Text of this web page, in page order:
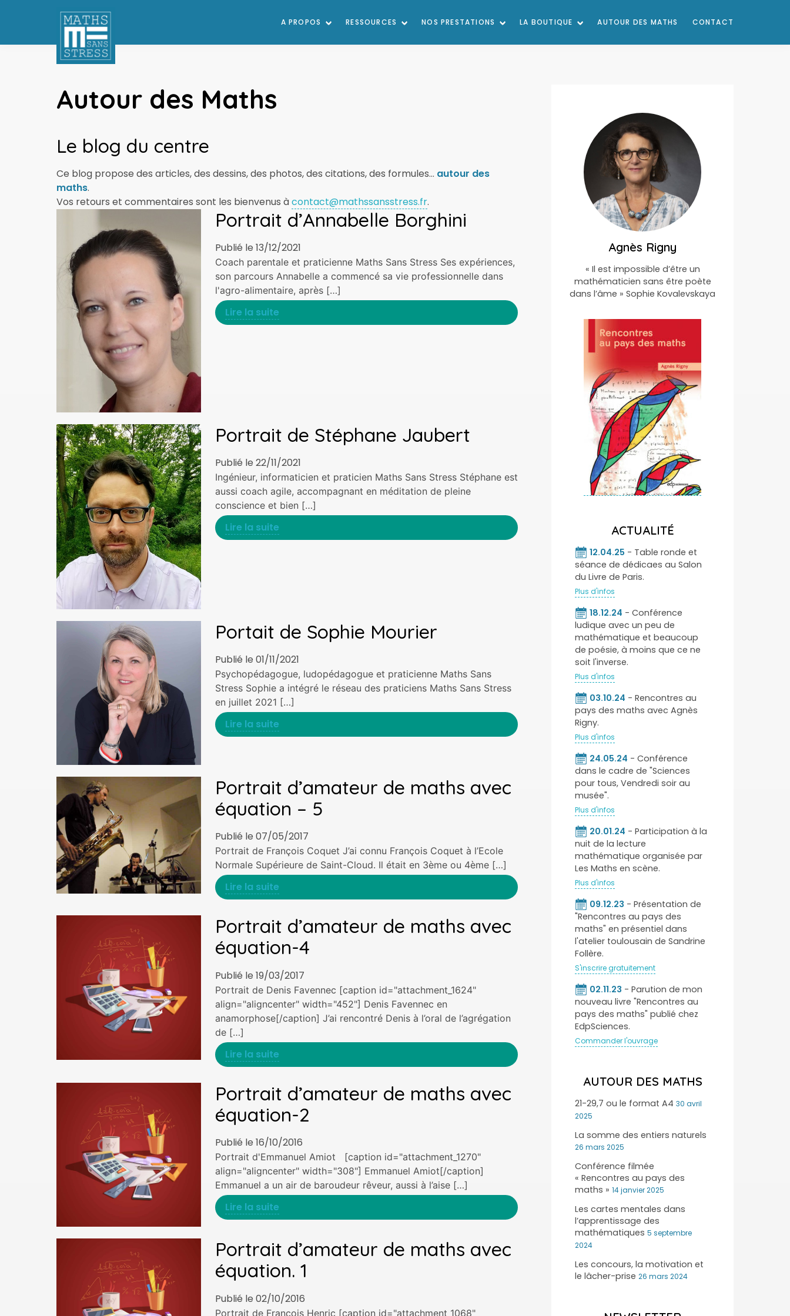
A PROPOS RESSOURCES NOS PRESTATIONS LA BOUTIQUE AUTOUR DES MATHS CONTACT
Autour des Maths
Le blog du centre
Ce blog propose des articles, des dessins, des photos, des citations, des formules... autour des
maths.
Vos retours et commentaires sont les bienvenus àcontact@mathssansstress.fr.
Portrait d’Annabelle Borghini
Publié le 13/12/2021
Coach parentale et praticienne Maths Sans Stress Ses expériences,
son parcours Annabelle a commencé sa vie professionnelle dans
l'agro-alimentaire, après […]
Lire la suite
Portrait de Stéphane Jaubert
Publié le 22/11/2021
Ingénieur, informaticien et praticien Maths Sans Stress Stéphane est
aussi coach agile, accompagnant en méditation de pleine
conscience et bien […]
Lire la suite
Portait de Sophie Mourier
Publié le 01/11/2021
Psychopédagogue, ludopédagogue et praticienne Maths Sans
Stress Sophie a intégré le réseau des praticiens Maths Sans Stress
en juillet 2021 […]
Lire la suite
Portrait d’amateur de maths avec
équation – 5
Publié le 07/05/2017
Portrait de François Coquet J’ai connu François Coquet à l’Ecole
Normale Supérieure de Saint-Cloud. Il était en 3ème ou 4ème […]
Lire la suite
Portrait d’amateur de maths avec
équation-4
Publié le 19/03/2017
Portrait de Denis Favennec [caption id="attachment_1624"
align="aligncenter" width="452"] Denis Favennec en
anamorphose[/caption] J’ai rencontré Denis à l’oral de l’agrégation
de […]
Lire la suite
Portrait d’amateur de maths avec
équation-2
Publié le 16/10/2016
Portrait d'Emmanuel Amiot [caption id="attachment_1270"
align="aligncenter" width="308"] Emmanuel Amiot[/caption]
Emmanuel a un air de baroudeur rêveur, aussi à l’aise […]
Lire la suite
Portrait d’amateur de maths avec
équation. 1
Publié le 02/10/2016
Portrait de François Henric [caption id="attachment_1068"
Agnès Rigny
« Il est impossible d’être un
mathématicien sans être poète
dans l’âme » Sophie Kovalevskaya
ACTUALITÉ
12.04.25 - Table ronde et
séance de dédicaes au Salon
du Livre de Paris.
Plus d'infos
18.12.24 - Conférence
ludique avec un peu de
mathématique et beaucoup
de poésie, à moins que ce ne
soit l'inverse.
Plus d'infos
03.10.24 - Rencontres au
pays des maths avec Agnès
Rigny.
Plus d'infos
24.05.24 - Conférence
dans le cadre de "Sciences
pour tous, Vendredi soir au
musée".
Plus d'infos
20.01.24 - Participation à la
nuit de la lecture
mathématique organisée par
Les Maths en scène.
Plus d'infos
09.12.23 - Présentation de
"Rencontres au pays des
maths" en présentiel dans
l'atelier toulousain de Sandrine
Follère.
S'inscrire gratuitement
02.11.23 - Parution de mon
nouveau livre "Rencontres au
pays des maths" publié chez
EdpSciences.
Commander l'ouvrage
AUTOUR DES MATHS
21-29,7 ou le format A4 30 avril
2025
La somme des entiers naturels
26 mars 2025
Conférence filmée
« Rencontres au pays des
maths » 14 janvier 2025
Les cartes mentales dans
l’apprentissage des
mathématiques 5 septembre
2024
Les concours, la motivation et
le lâcher-prise 26 mars 2024